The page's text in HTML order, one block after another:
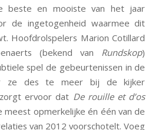
beste en mooiste van het jaar
de ingetogenheid waarmee dit
Hoofdrolspelers Marion Cotillard
(bekend van Rundskop)
spel de gebeurtenissen in de
ze des te meer bij de kijker
ervoor dat De rouille et d’os
meest opmerkelijke én één van de
van 2012 voorschotelt. Voeg